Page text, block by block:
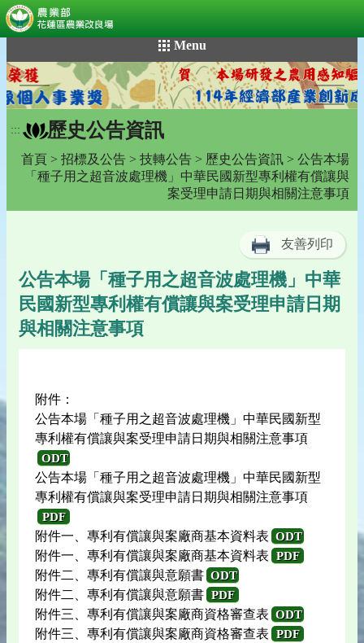
到
主
要
內
容
Menu
::: 歷史公告資訊
首頁 > 招標及公告 > 技轉公告 > 歷史公告資訊 > 公告本場
「種子用之超音波處理機」中華民國新型專利權有償讓與
案受理申請日期與相關注意事項
友善列印
公告本場「種子用之超音波處理機」中華
民國新型專利權有償讓與案受理申請日期
與相關注意事項
附件：
公告本場「種子用之超音波處理機」中華民國新型
專利權有償讓與案受理申請日期與相關注意事項
ODT
公告本場「種子用之超音波處理機」中華民國新型
專利權有償讓與案受理申請日期與相關注意事項
PDF
附件一、專利有償讓與案廠商基本資料表 ODT
附件一、專利有償讓與案廠商基本資料表 PDF
附件二、專利有償讓與意願書 ODT
附件二、專利有償讓與意願書 PDF
附件三、專利有償讓與案廠商資格審查表 ODT
附件三、專利有償讓與案廠商資格審查表 PDF